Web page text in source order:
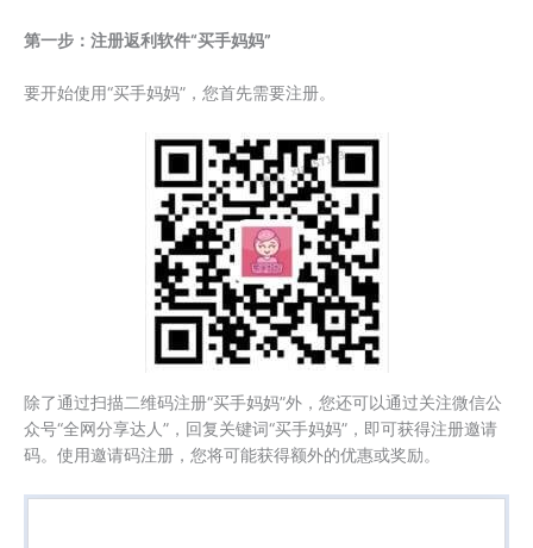
第一步：注册返利软件“买手妈妈”
要开始使用“买手妈妈”，您首先需要注册。
除了通过扫描二维码注册“买手妈妈”外，您还可以通过关注微信公
众号“全网分享达人”，回复关键词“买手妈妈”，即可获得注册邀请
码。使用邀请码注册，您将可能获得额外的优惠或奖励。